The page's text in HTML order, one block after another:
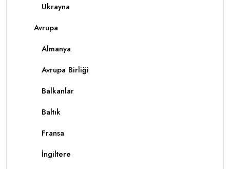
Ukrayna
Avrupa
Almanya
Avrupa Birliği
Balkanlar
Baltık
Fransa
İngiltere